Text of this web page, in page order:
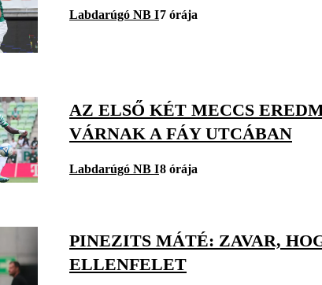
Labdarúgó NB I7 órája
AZ ELSŐ KÉT MECCS
VÁRNAK A FÁY UTCÁBAN
Labdarúgó NB I8 órája
PINEZITS MÁTÉ: ZAVAR,
ELLENFELET